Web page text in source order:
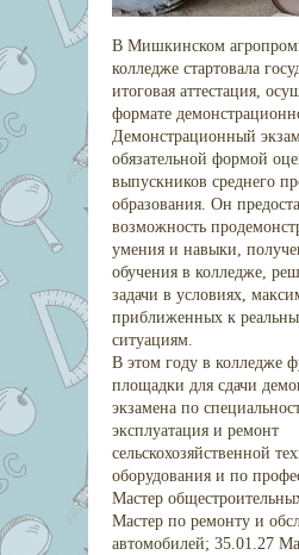
В Мишкинском
колледже стартовала
итоговая аттестация,
формате
Демонстрационный
обязательной формой
выпускников среднего
образования. Он
возможность
умения и навыки,
обучения в колледже,
задачи в условиях,
приближенных к
ситуациям.
В этом году в колледже
площадки для сдачи
экзамена по
эксплуатация и ремонт
сельскохозяйственной
оборудования и по
Мастер
Мастер по ремонту и
автомобилей; 35.01.27